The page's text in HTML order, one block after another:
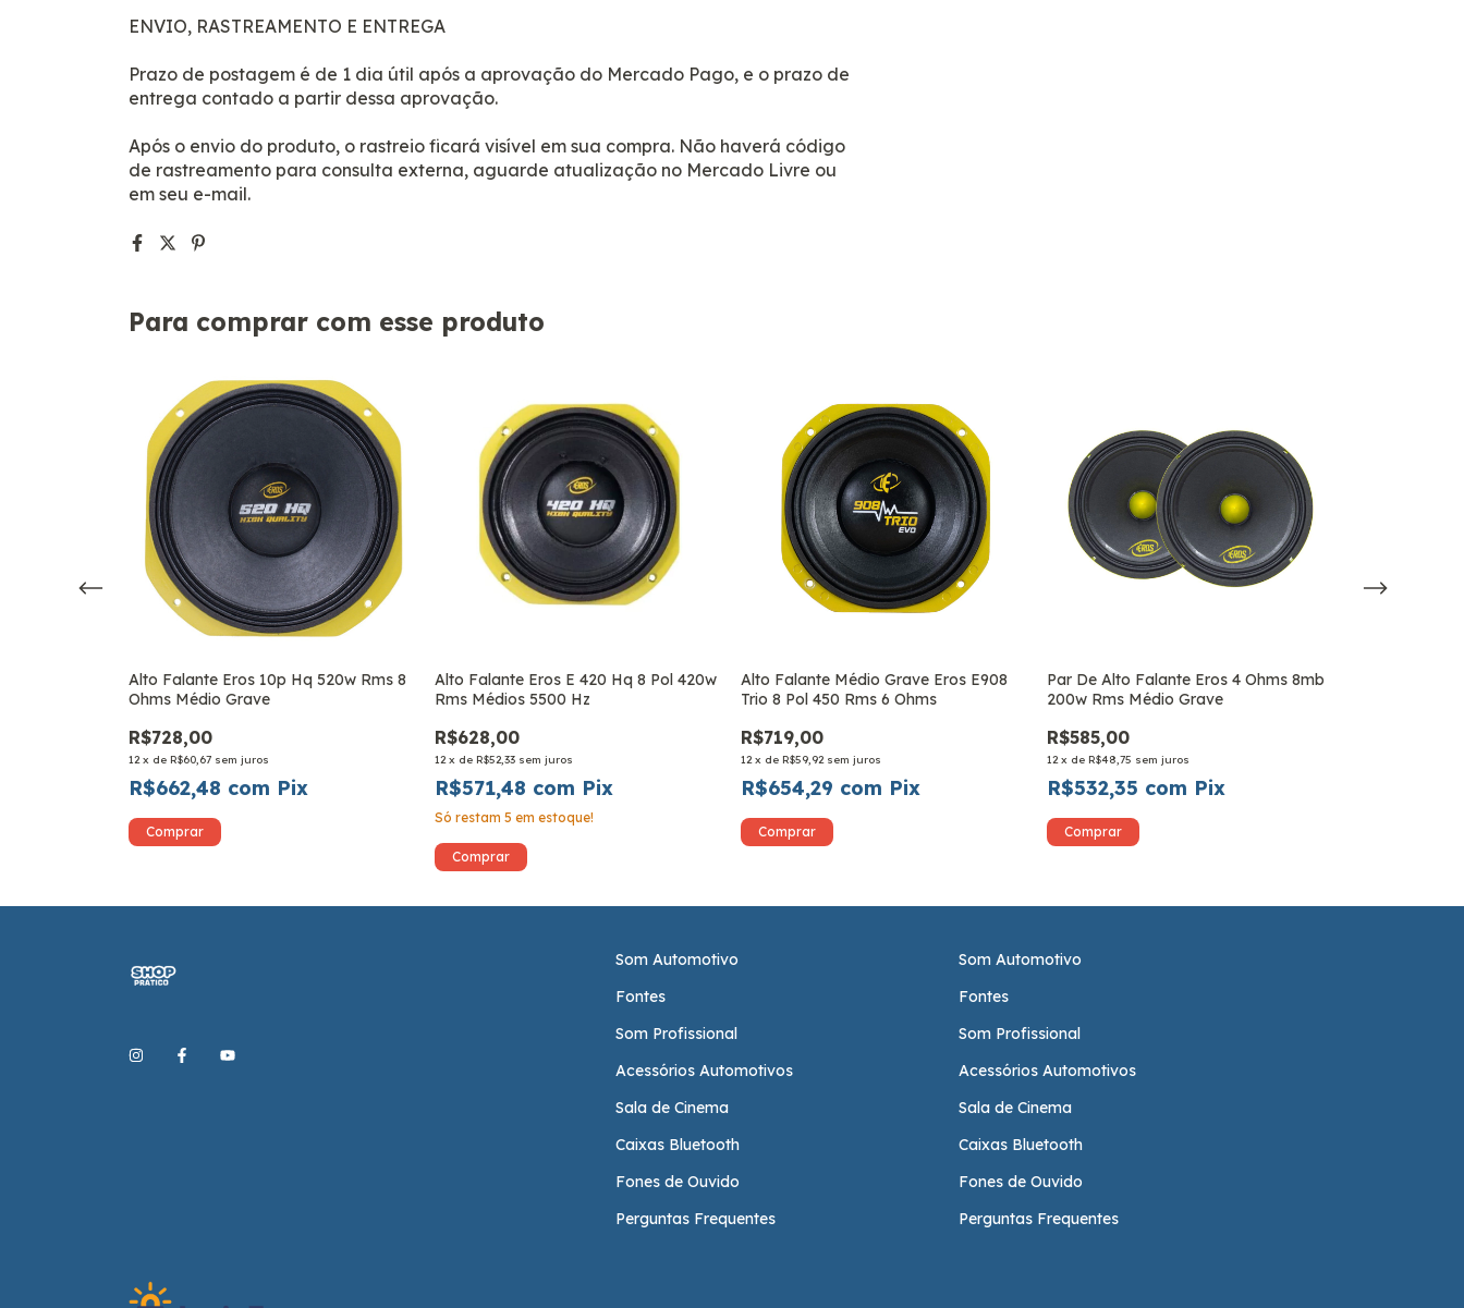
ENVIO, RASTREAMENTO E ENTREGA
Prazo de postagem é de 1 dia útil após a aprovação do Mercado Pago, e o prazo de
entrega contado a partir dessa aprovação.
Após o envio do produto, o rastreio ficará visível em sua compra. Não haverá código
de rastreamento para consulta externa, aguarde atualização no Mercado Livre ou
em seu e-mail.
Para comprar com esse produto
Alto Falante Eros 10p Hq 520w Rms 8
Ohms Médio Grave
R$728,00
12 x de R$60,67 sem juros
R$662,48 com Pix
Alto Falante Eros E 420 Hq 8 Pol 420w
Rms Médios 5500 Hz
R$628,00
12 x de R$52,33 sem juros
R$571,48 com Pix
Só restam 5 em estoque!
Alto Falante Médio Grave Eros E908
Trio 8 Pol 450 Rms 6 Ohms
R$719,00
12 x de R$59,92 sem juros
R$654,29 com Pix
Par De Alto Falante Eros 4 Ohms 8mb
200w Rms Médio Grave
R$585,00
12 x de R$48,75 sem juros
R$532,35 com Pix
Som Automotivo
Fontes
Som Profissional
Acessórios Automotivos
Sala de Cinema
Caixas Bluetooth
Fones de Ouvido
Perguntas Frequentes
Som Automotivo
Fontes
Som Profissional
Acessórios Automotivos
Sala de Cinema
Caixas Bluetooth
Fones de Ouvido
Perguntas Frequentes